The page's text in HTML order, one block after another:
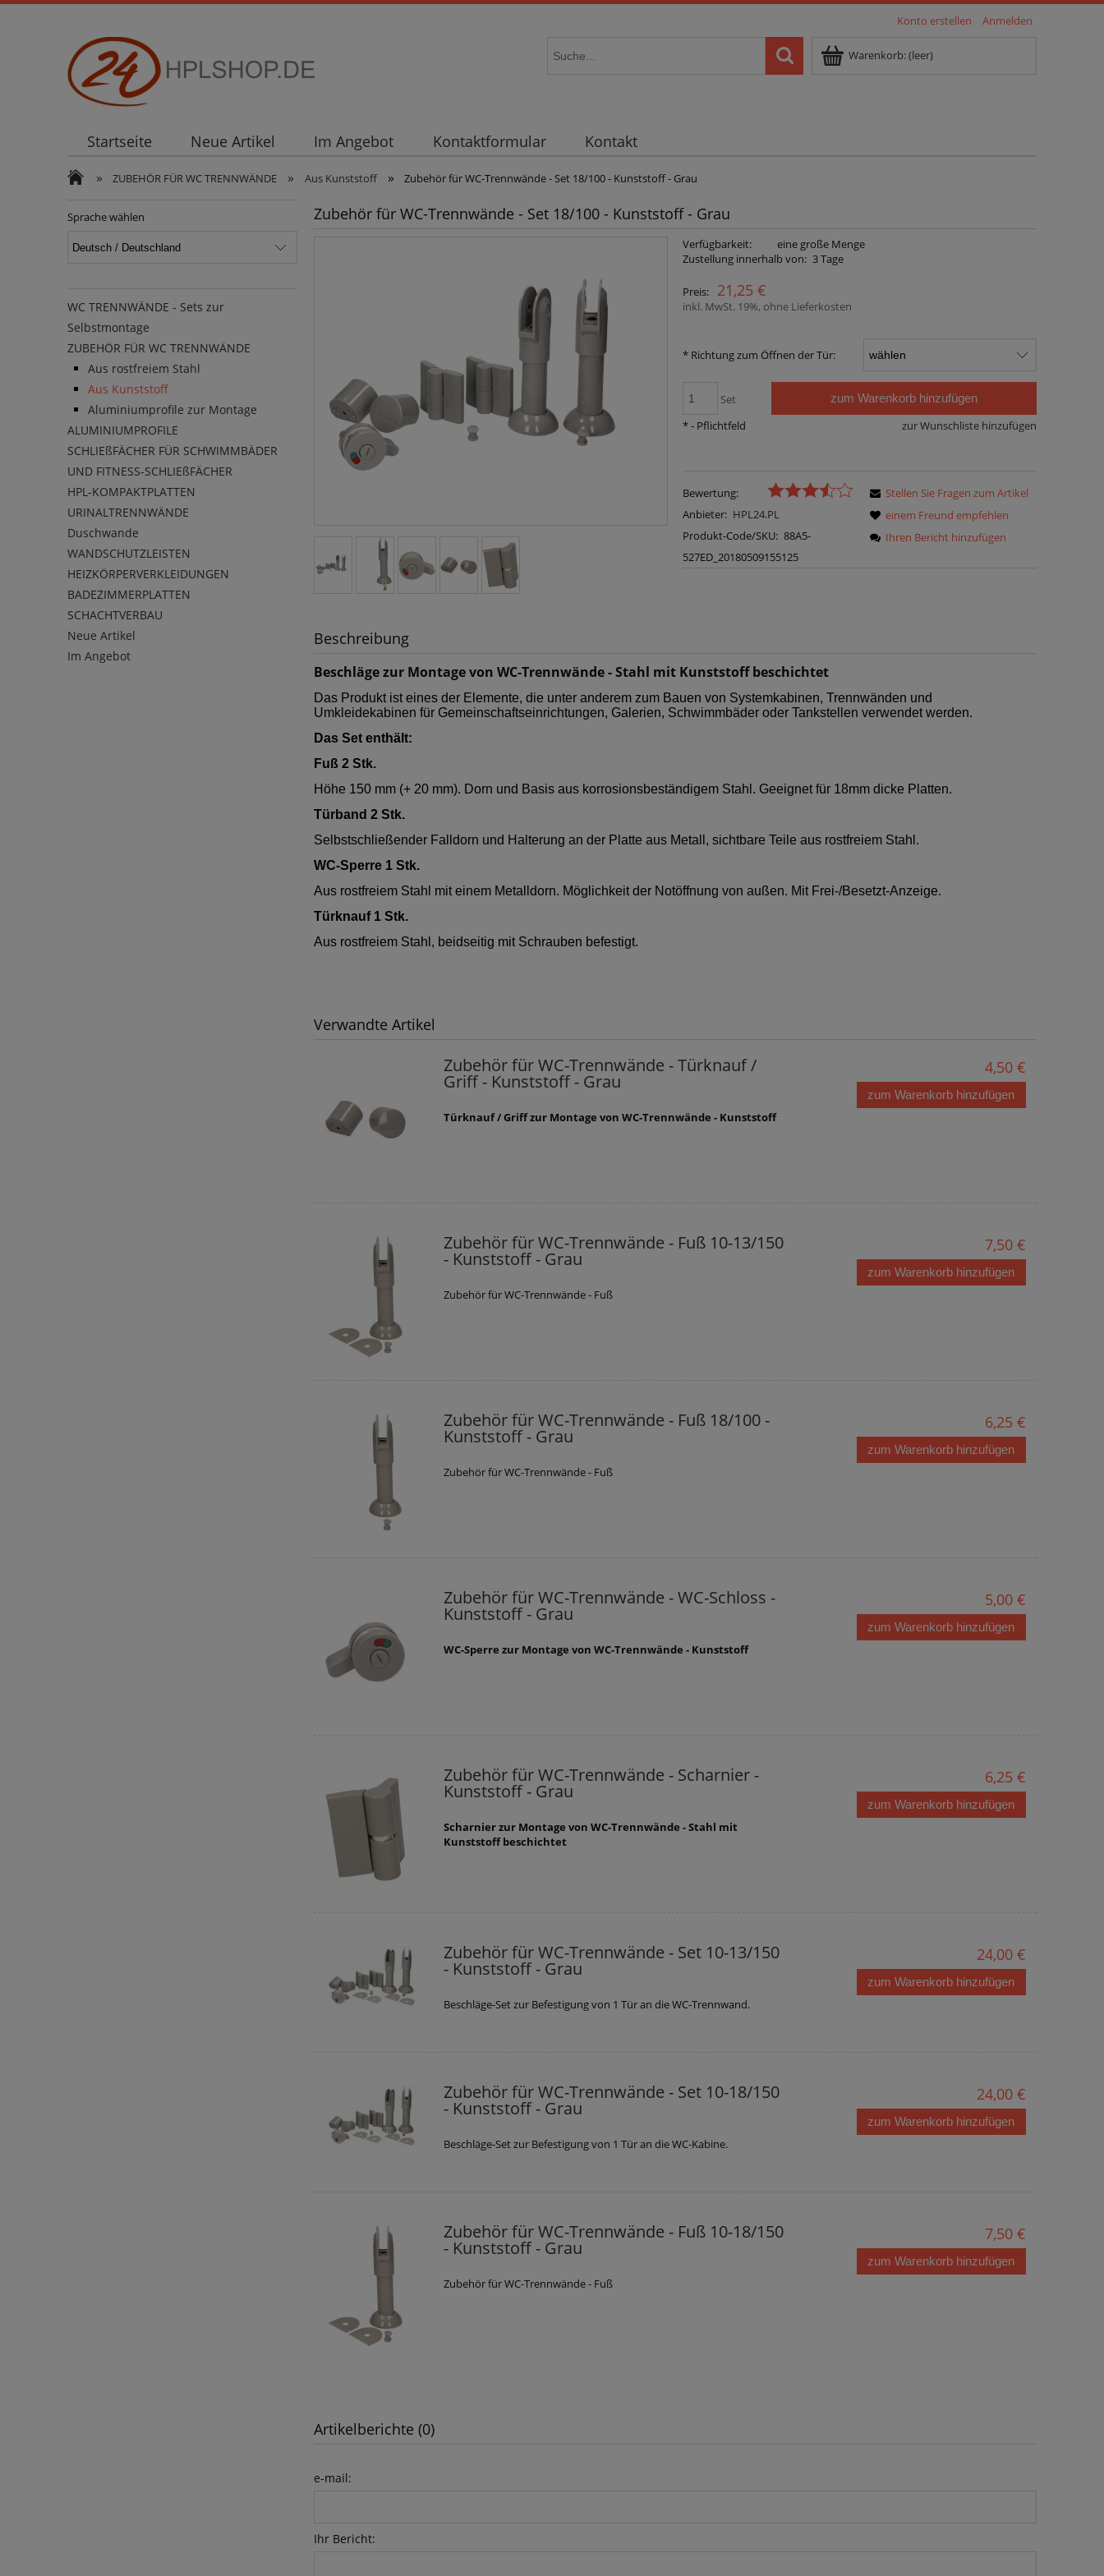
Konto erstellen Anmelden
Warenkorb:(leer)
Startseite Neue Artikel Im Angebot Kontaktformular Kontakt
» ZUBEHÖR FÜR WC TRENNWÄNDE » Aus Kunststoff » Zubehör für WC-Trennwände - Set 18/100 - Kunststoff - Grau
Sprache wählen
WC TRENNWÄNDE - Sets zur
Selbstmontage
ZUBEHÖR FÜR WC TRENNWÄNDE
Aus rostfreiem Stahl
Aus Kunststoff
Aluminiumprofile zur Montage
ALUMINIUMPROFILE
SCHLIEßFÄCHER FÜR SCHWIMMBÄDER
UND FITNESS-SCHLIEßFÄCHER
HPL-KOMPAKTPLATTEN
URINALTRENNWÄNDE
Duschwande
WANDSCHUTZLEISTEN
HEIZKÖRPERVERKLEIDUNGEN
BADEZIMMERPLATTEN
SCHACHTVERBAU
Neue Artikel
Im Angebot
Zubehör für WC-Trennwände - Set 18/100 - Kunststoff - Grau
Verfügbarkeit:
eine große Menge
Zustellung innerhalb von: 3 Tage
Preis: 21,25 €
inkl. MwSt. 19%, ohne Lieferkosten
* Richtung zum Öffnen der Tür:
Set zum Warenkorb hinzufügen
zur Wunschliste hinzufügen
*- Pflichtfeld
Bewertung:
Anbieter: HPL24.PL
Produkt-Code/SKU: 88A5-
527ED_20180509155125
Stellen Sie Fragen zum Artikel
einem Freund empfehlen
Ihren Bericht hinzufügen
Beschreibung
Beschläge zur Montage von WC-Trennwände - Stahl mit Kunststoff beschichtet
Das Produkt ist eines der Elemente, die unter anderem zum Bauen von Systemkabinen, Trennwänden und
Umkleidekabinen für Gemeinschaftseinrichtungen, Galerien, Schwimmbäder oder Tankstellen verwendet werden.
Das Set enthält:
Fuß 2 Stk.
Höhe 150 mm (+ 20 mm). Dorn und Basis aus korrosionsbeständigem Stahl. Geeignet für 18mm dicke Platten.
Türband 2 Stk.
Selbstschließender Falldorn und Halterung an der Platte aus Metall, sichtbare Teile aus rostfreiem Stahl.
WC-Sperre 1 Stk.
Aus rostfreiem Stahl mit einem Metalldorn. Möglichkeit der Notöffnung von außen. Mit Frei-/Besetzt-Anzeige.
Türknauf 1 Stk.
Aus rostfreiem Stahl, beidseitig mit Schrauben befestigt.
Verwandte Artikel
Zubehör für WC-Trennwände - Türknauf /
Griff - Kunststoff - Grau
Türknauf / Griff zur Montage von WC-Trennwände - Kunststoff
4,50 €
zum Warenkorb hinzufügen
Zubehör für WC-Trennwände - Fuß 10-13/150
- Kunststoff - Grau
Zubehör für WC-Trennwände - Fuß
7,50 €
zum Warenkorb hinzufügen
Zubehör für WC-Trennwände - Fuß 18/100 -
Kunststoff - Grau
Zubehör für WC-Trennwände - Fuß
6,25 €
zum Warenkorb hinzufügen
Zubehör für WC-Trennwände - WC-Schloss -
Kunststoff - Grau
WC-Sperre zur Montage von WC-Trennwände - Kunststoff
5,00 €
zum Warenkorb hinzufügen
Zubehör für WC-Trennwände - Scharnier -
Kunststoff - Grau
Scharnier zur Montage von WC-Trennwände - Stahl mit
Kunststoff beschichtet
6,25 €
zum Warenkorb hinzufügen
Zubehör für WC-Trennwände - Set 10-13/150
- Kunststoff - Grau
Beschläge-Set zur Befestigung von 1 Tür an die WC-Trennwand.
24,00 €
zum Warenkorb hinzufügen
Zubehör für WC-Trennwände - Set 10-18/150
- Kunststoff - Grau
Beschläge-Set zur Befestigung von 1 Tür an die WC-Kabine.
24,00 €
zum Warenkorb hinzufügen
Zubehör für WC-Trennwände - Fuß 10-18/150
- Kunststoff - Grau
Zubehör für WC-Trennwände - Fuß
7,50 €
zum Warenkorb hinzufügen
Artikelberichte (0)
e-mail:
Ihr Bericht: